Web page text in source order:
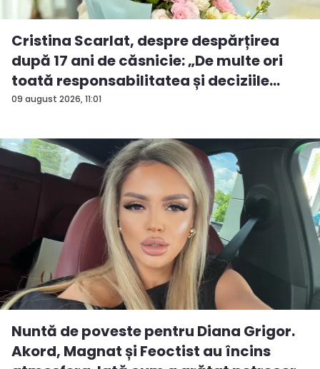
09 august 2026, 11:01
Cristina Scarlat, despre despărțirea
după 17 ani de căsnicie: „De multe ori
toată responsabilitatea și deciziile
erau...
Nuntă de poveste pentru Diana Grigor.
Akord, Magnat și Feoctist au încins